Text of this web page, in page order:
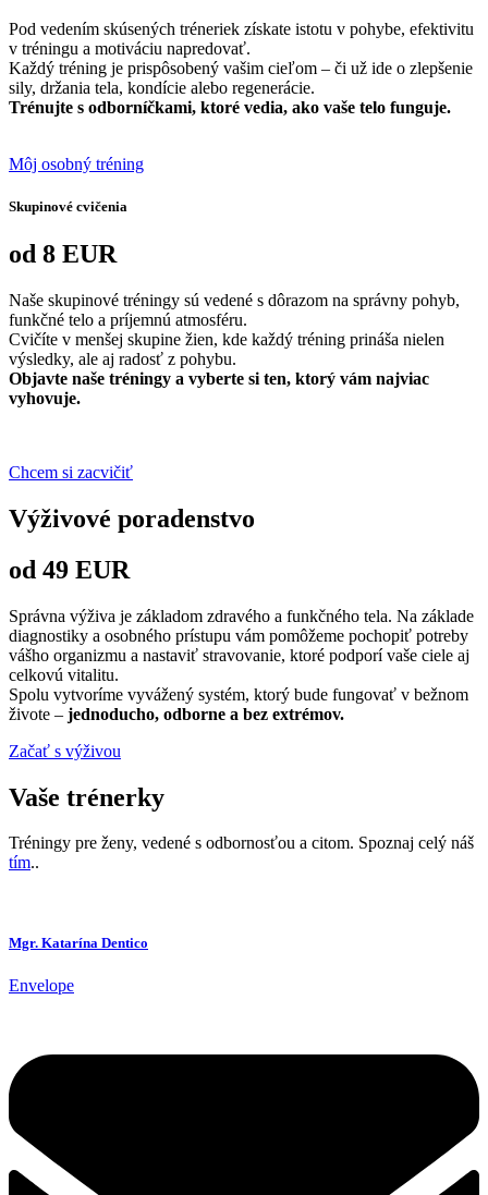
Pod vedením skúsených tréneriek získate istotu v pohybe, efektivitu
v tréningu a motiváciu napredovať.
Každý tréning je prispôsobený vašim cieľom – či už ide o zlepšenie
sily, držania tela, kondície alebo regenerácie.
Trénujte s odborníčkami, ktoré vedia, ako vaše telo funguje.
Môj osobný tréning
Skupinové cvičenia
od 8 EUR
Naše skupinové tréningy sú vedené s dôrazom na správny pohyb,
funkčné telo a príjemnú atmosféru.
Cvičíte v menšej skupine žien, kde každý tréning prináša nielen
výsledky, ale aj radosť z pohybu.
Objavte naše tréningy a vyberte si ten, ktorý vám najviac
vyhovuje.
Chcem si zacvičiť
Výživové poradenstvo
od 49 EUR
Správna výživa je základom zdravého a funkčného tela. Na základe
diagnostiky a osobného prístupu vám pomôžeme pochopiť potreby
vášho organizmu a nastaviť stravovanie, ktoré podporí vaše ciele aj
celkovú vitalitu.
Spolu vytvoríme vyvážený systém, ktorý bude fungovať v bežnom
živote – jednoducho, odborne a bez extrémov.
Začať s výživou
Vaše trénerky
Tréningy pre ženy, vedené s odbornosťou a citom. Spoznaj celý náš
tím..
Mgr. Katarína Dentico
Envelope